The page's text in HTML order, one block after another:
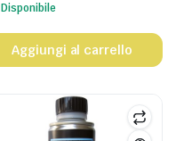
Disponibile
Aggiungi al carrello